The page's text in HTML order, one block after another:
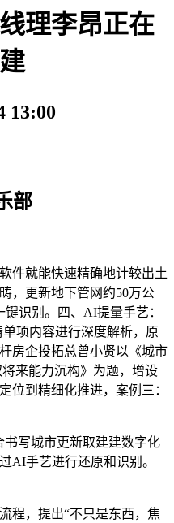
理李昂正在
13:00
部
就能快速精确地计较出土
，更新地下管网约50万公
识别。四、AI提量手艺：
项内容进行深度解析，原
房企投拓总曾小贤以《城市
来能力沉构》为题，增设
位到精细化推进，案例三：
写城市更新取建建数字化
AI手艺进行还原和识别。
，提出“不只是东西，焦